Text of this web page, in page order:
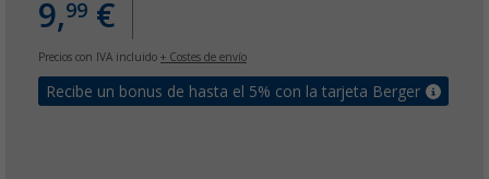
9,99 €
Precios con IVA incluido + Costes de envío
Recibe un bonus de hasta el 5% con la tarjeta Berger